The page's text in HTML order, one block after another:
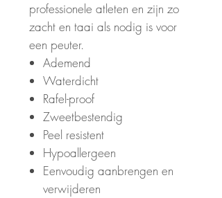
professionele atleten en zijn zo
zacht en taai als nodig is voor
een peuter.
Ademend
Waterdicht
Rafel-proof
Zweetbestendig
Peel resistent
Hypoallergeen
Eenvoudig aanbrengen en
verwijderen